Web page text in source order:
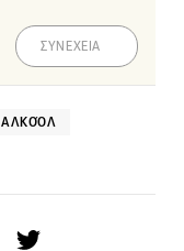
ΣΥΝΕΧΕΙΑ
ΑΛΚΟΌΛ